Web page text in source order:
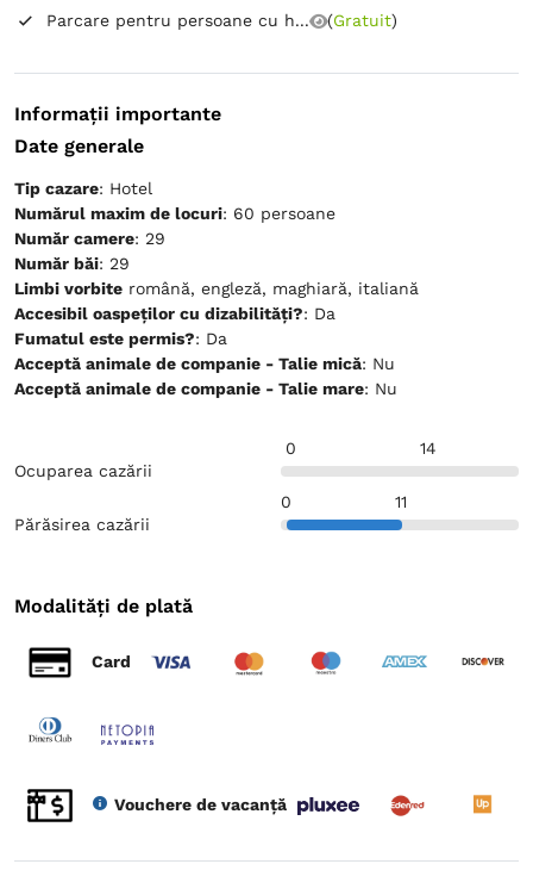
Parcare pentru persoane cu h... (Gratuit)
Informații importante
Date generale
Tip cazare: Hotel
Numărul maxim de locuri: 60 persoane
Număr camere: 29
Număr băi: 29
Limbi vorbite română, engleză, maghiară, italiană
Accesibil oaspeților cu dizabilități?
: Da
Fumatul este permis?
: Da
Acceptă animale de companie - Talie mică
: Nu
Acceptă animale de companie - Talie mare
: Nu
Ocuparea cazării
14
0
Părăsirea cazării
0 11
Modalități de plată
Card
Vouchere de vacanță